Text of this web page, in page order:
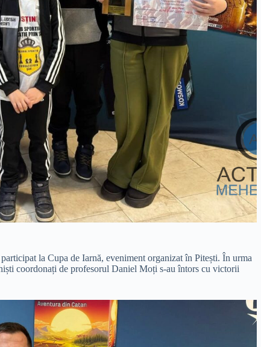
la Cupa de Iarnă, eveniment organizat în Pitești. În urma
coordonați de profesorul Daniel Moți s-au întors cu victorii